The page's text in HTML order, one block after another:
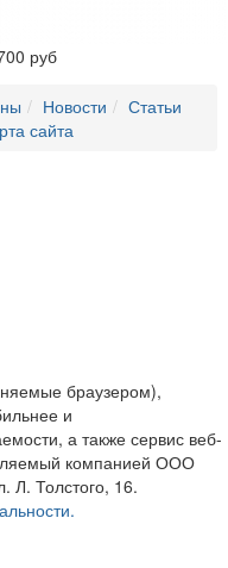
руб
Новости
Статьи
сайта
браузером),
и
а также сервис веб-
компанией ООО
Л. Толстого, 16.